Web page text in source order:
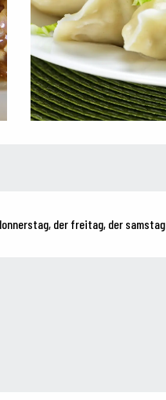
der freitag, der samstag